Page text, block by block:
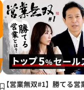
【営業無双#1】勝てる営